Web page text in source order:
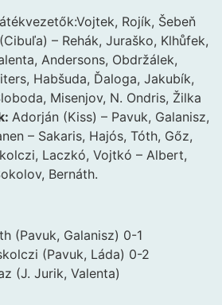
Rojík, Šebeň
– Rehák, Juraško, Klhůfek,
Andersons, Obdržálek,
Habšuda, Ďaloga, Jakubík,
Misenjov, N. Ondris, Žilka
Adorján (Kiss) – Pavuk, Galanisz,
– Sakaris, Hajós, Tóth, Gőz,
Laczkó, Vojtkó – Albert,
Bernáth.
(Pavuk, Galanisz) 0-1
(Pavuk, Láda) 0-2
(J. Jurik, Valenta)